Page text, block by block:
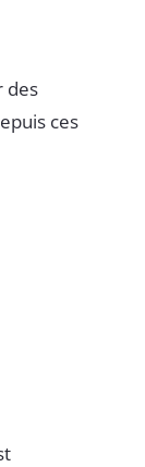
des
ces